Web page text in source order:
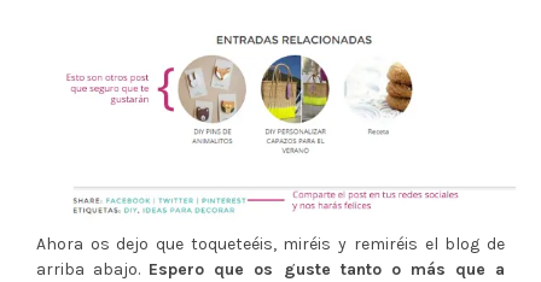
Ahora os dejo que toqueteéis, miréis y remiréis el blog de
arriba abajo. Espero que os guste tanto o más que a